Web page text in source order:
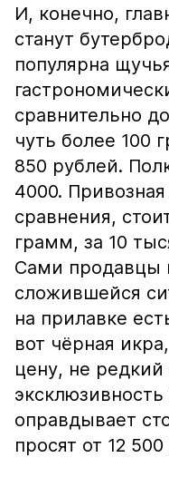
И, конечно,
станут
популярна
сравнительно
чуть более 100
850 рублей.
4000.
сравнения,
грамм, за 10
Сами продавцы
сложившейся
на прилавке
вот чёрная
цену, не редкий
оправдывает
просят от 12